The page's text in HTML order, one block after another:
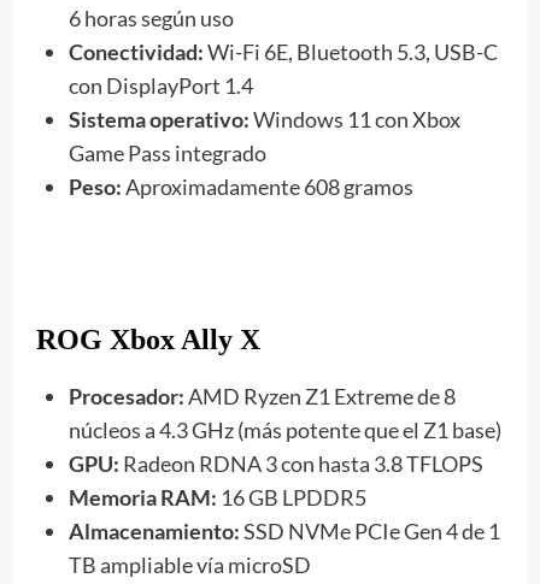
6 horas según uso
Conectividad:Wi-Fi 6E, Bluetooth 5.3, USB-C
con DisplayPort 1.4
Sistema operativo:Windows 11 con Xbox
Game Pass integrado
Peso:Aproximadamente 608 gramos
ROG Xbox Ally X
Procesador:AMD Ryzen Z1 Extreme de 8
núcleos a 4.3 GHz (más potente que el Z1 base)
GPU: Radeon RDNA 3 con hasta 3.8 TFLOPS
Memoria RAM: 16 GB LPDDR5
Almacenamiento:SSD NVMe PCIe Gen 4 de 1
TB ampliable vía microSD